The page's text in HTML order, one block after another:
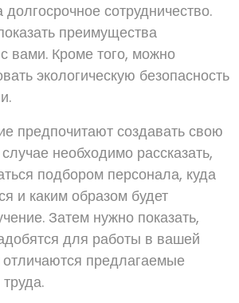
долгосрочное сотрудничество.
преимущества
вами. Кроме того, можно
экологическую безопасность
предпочитают создавать свою
необходимо рассказать,
подбором персонала, куда
и каким образом будет
Затем нужно показать,
для работы в вашей
предлагаемые